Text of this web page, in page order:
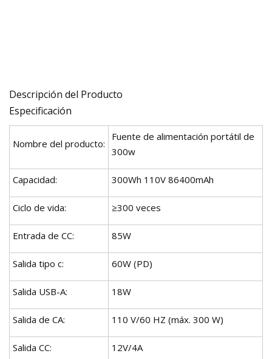
Descripción del Producto
Especificación
Nombre del producto:
Fuente de alimentación portátil de
300w
Capacidad: 300Wh 110V 86400mAh
Ciclo de vida: ≥300 veces
Entrada de CC: 85W
Salida tipo c: 60W (PD)
Salida USB-A: 18W
Salida de CA: 110 V/60 HZ (máx. 300 W)
Salida CC: 12V/4A